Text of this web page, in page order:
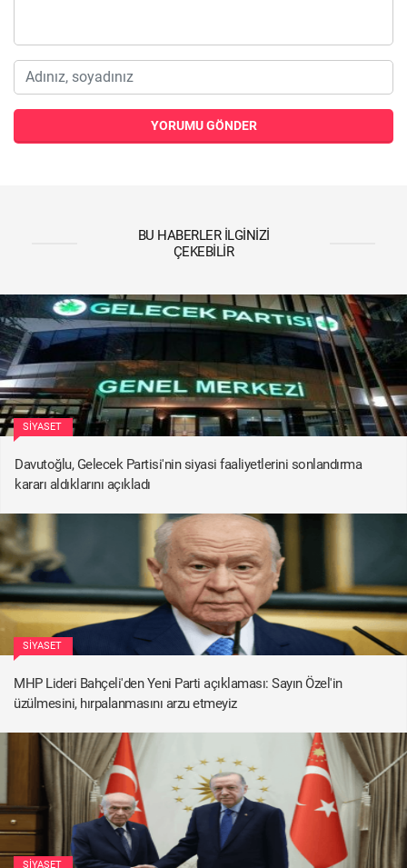
YORUMU GÖNDER
BU HABERLER İLGINIZI
ÇEKEBILIR
SIYASET
Davutoğlu, Gelecek Partisi'nin siyasi faaliyetlerini sonlandırma
kararı aldıklarını açıkladı
SIYASET
MHP Lideri Bahçeli'den Yeni Parti açıklaması: Sayın Özel'in
üzülmesini, hırpalanmasını arzu etmeyiz
SIYASET